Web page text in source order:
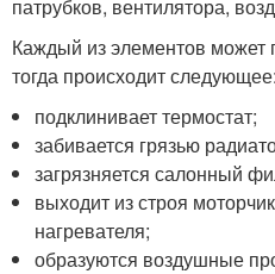
патрубков, вентилятора,
Каждый из элементов может
тогда происходит следующее:
подклинивает термостат;
забивается грязью
загрязняется салонный
выходит из строя
нагревателя;
образуются воздушные